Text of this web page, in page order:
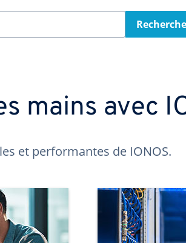
mains avec
et performantes de IONOS.